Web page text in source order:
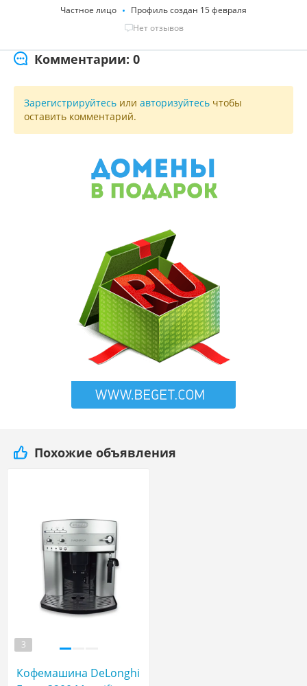
Частное лицо
Профиль создан 15 февраля
Нет отзывов
Комментарии: 0
Зарегистрируйтесь или авторизуйтесь чтобы
оставить комментарий.
Похожие объявления
3
Кофемашина DeLonghi